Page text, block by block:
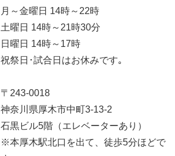
月～金曜日 14時～22時
土曜日 14時～21時30分
日曜日 14時～17時
祝祭日･試合日はお休みです｡
〒243-0018
神奈川県厚木市中町3-13-2
石黒ビル5階（エレベーターあり）
※本厚木駅北口を出て、徒歩5分ほどで